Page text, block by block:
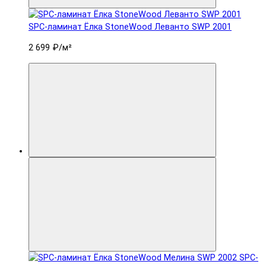
SPC-ламинат Ëлка StoneWood Леванто SWP 2001
2 699 ₽/м²
SPC-